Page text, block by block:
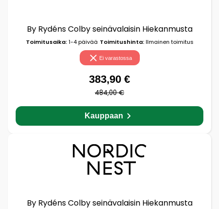
By Rydéns Colby seinävalaisin Hiekanmusta
Toimitusaika:1-4 päivää Toimitushinta:Ilmainen toimitus
Ei varastossa
383,90 €
484,00 €
Kauppaan
By Rydéns Colby seinävalaisin Hiekanmusta